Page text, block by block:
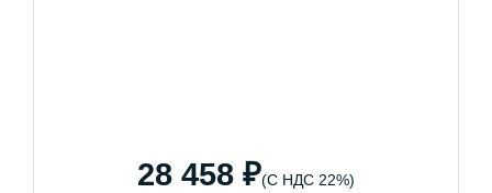
28 458 ₽(С НДС 22%)